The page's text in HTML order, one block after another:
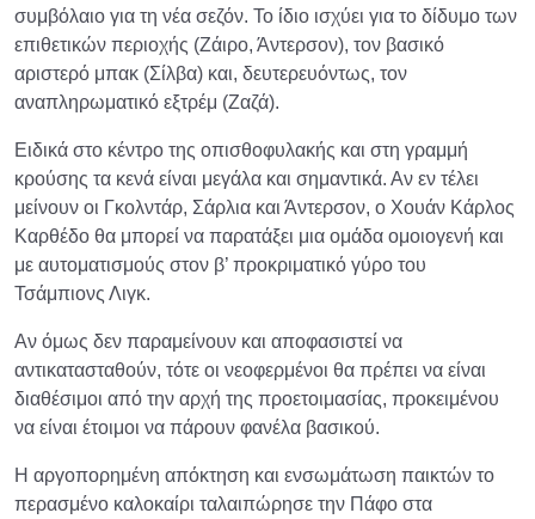
συμβόλαιο για τη νέα σεζόν. Το ίδιο ισχύει για το δίδυμο των
επιθετικών περιοχής (Ζάιρο, Άντερσον), τον βασικό
αριστερό μπακ (Σίλβα) και, δευτερευόντως, τον
αναπληρωματικό εξτρέμ (Ζαζά).
Ειδικά στο κέντρο της οπισθοφυλακής και στη γραμμή
κρούσης τα κενά είναι μεγάλα και σημαντικά. Αν εν τέλει
μείνουν οι Γκολντάρ, Σάρλια και Άντερσον, ο Χουάν Κάρλος
Καρθέδο θα μπορεί να παρατάξει μια ομάδα ομοιογενή και
με αυτοματισμούς στον β’ προκριματικό γύρο του
Τσάμπιονς Λιγκ.
Αν όμως δεν παραμείνουν και αποφασιστεί να
αντικατασταθούν, τότε οι νεοφερμένοι θα πρέπει να είναι
διαθέσιμοι από την αρχή της προετοιμασίας, προκειμένου
να είναι έτοιμοι να πάρουν φανέλα βασικού.
Η αργοπορημένη απόκτηση και ενσωμάτωση παικτών το
περασμένο καλοκαίρι ταλαιπώρησε την Πάφο στα